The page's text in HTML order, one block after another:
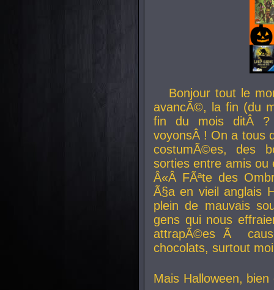
Bonjour tout le
avancÃ©, la fin (du
fin du mois ditÂ ?
voyonsÂ ! On a tous
costumÃ©es, des
sorties entre amis
Â«Â FÃªte des
Ã§a en vieil anglais
plein de mauvais
gens qui nous
attrapÃ©es Ã
chocolats, surtout
Mais Halloween, bien